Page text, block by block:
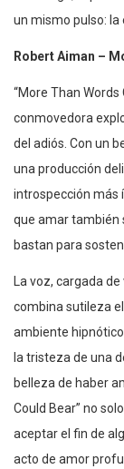
un mismo pulso: la
Robert Aiman –
“More Than
conmovedora
del adiós. Con un
una producción
introspección más
que amar también
bastan para
La voz, cargada
combina sutileza
ambiente
la tristeza de una
belleza de haber
Could Bear” no
aceptar el fin de
acto de amor